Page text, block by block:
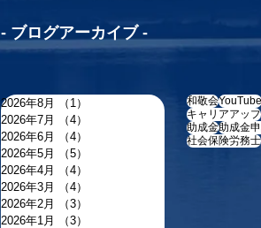
-​ ブログアーカイブ -
2026年8月 （1）
2026年7月
（4）
2026年6月
（4）
2026年5月
（5）
2026年4月
（4）
2026年3月
（4）
2026年2月
（3）
2026年1月
（3）
和敬会YouTube
キャリアアップ
助成金助成金
社会保険労務士